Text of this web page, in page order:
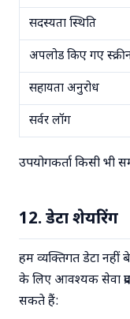
सदस्यता स्थिति
अपलोड किए गए
सहायता अनुरोध
सर्वर लॉग
उपयोगकर्ता किसी भी
12. डेटा शेयरिंग
हम व्यक्तिगत डेटा
के लिए आवश्यक सेवा
सकते हैं: